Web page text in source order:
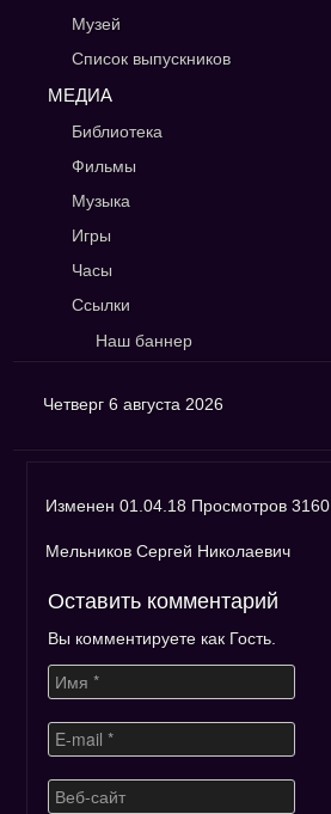
Музей
Список выпускников
МЕДИА
Библиотека
Фильмы
Музыка
Игры
Часы
Ссылки
Наш баннер
Четверг 6 августа 2026
Изменен 01.04.18 Просмотров 3160
Мельников Сергей Николаевич
Оставить комментарий
Вы комментируете как Гость.